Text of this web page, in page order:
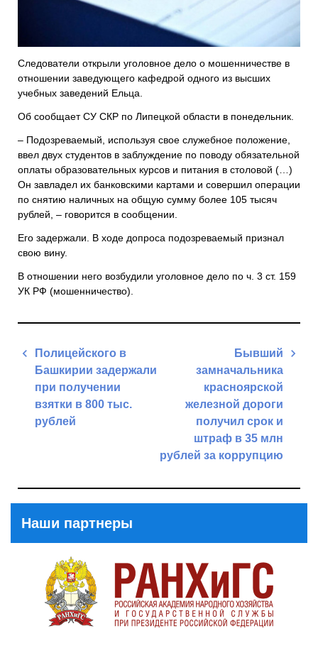
Следователи открыли уголовное дело о мошенничестве в
отношении заведующего кафедрой одного из высших
учебных заведений Ельца.
Об сообщает СУ СКР по Липецкой области в понедельник.
– Подозреваемый, используя свое служебное положение,
ввел двух студентов в заблуждение по поводу обязательной
оплаты образовательных курсов и питания в столовой (…)
Он завладел их банковскими картами и совершил операции
по снятию наличных на общую сумму более 105 тысяч
рублей, – говорится в сообщении.
Его задержали. В ходе допроса подозреваемый признал
свою вину.
В отношении него возбудили уголовное дело по ч. 3 ст. 159
УК РФ (мошенничество).
Навигация
записям
Полицейского в
Башкирии задержали
при получении
взятки в 800 тыс.
рублей
Бывший
замначальника
красноярской
железной дороги
получил срок и
штраф в 35 млн
рублей за коррупцию
Наши партнеры